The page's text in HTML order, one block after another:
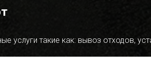
услуги такие как: вывоз отходов,